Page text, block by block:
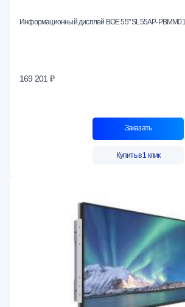
Информационный дисплей BOE 55" SL55AP-PBMM01
169 201 ₽
Заказать
Купить в 1 клик